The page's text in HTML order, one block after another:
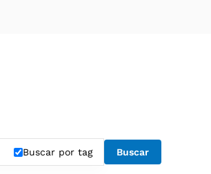
Buscar por tag Buscar